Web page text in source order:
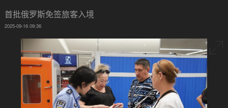
首批俄罗斯免签旅客入境
2025-09-16 09:36